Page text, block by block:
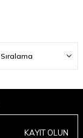
KAYIT OLUN